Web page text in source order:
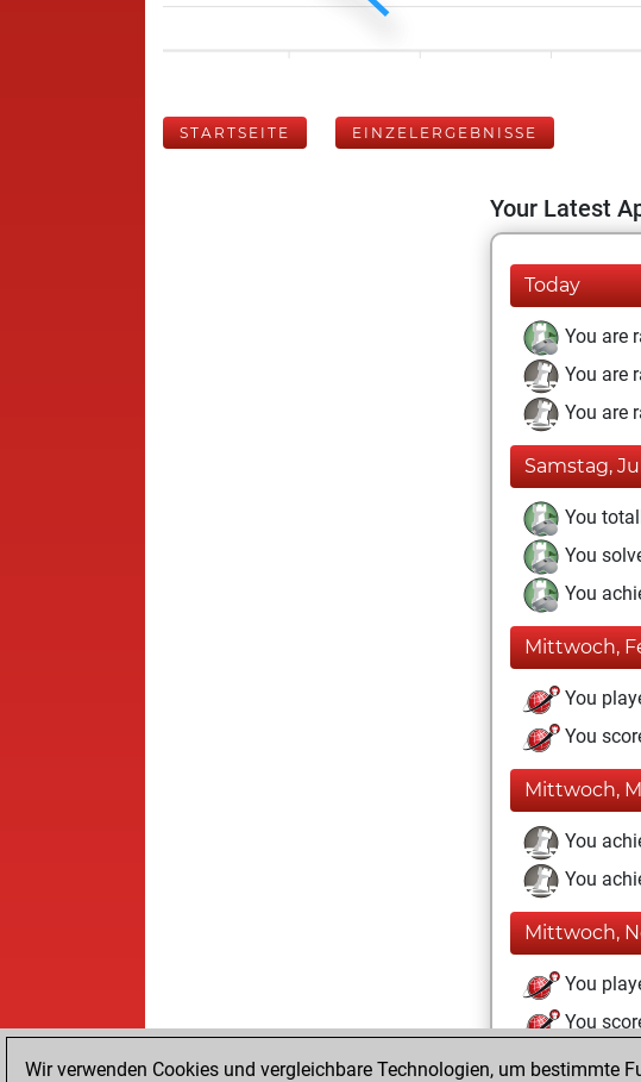
STARTSEITE EINZELERGEBNISSE
Your Latest
Today
You are
You are
You are
Samstag,
You
You
You
Mittwoch,
You
You
Mittwoch,
You
You
Mittwoch,
You
You
Mittwoch,
Wir verwenden Cookies und vergleichbare Technologien, um bestimmte